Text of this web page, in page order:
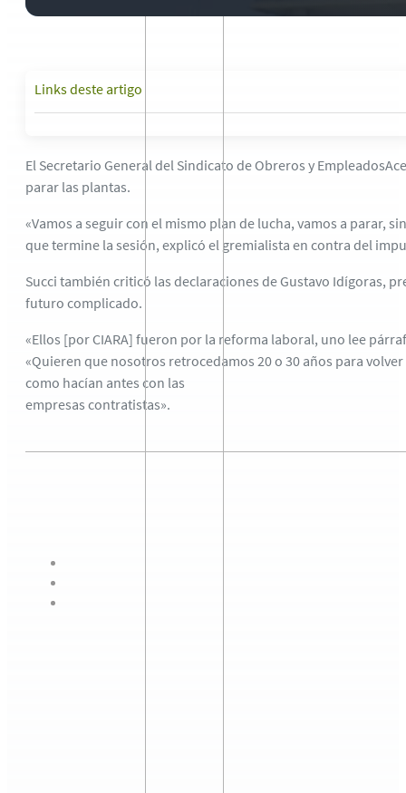
Links deste artigo
El Secretario General del Sindicato de Obreros y
parar las plantas.
«Vamos a seguir con el mismo plan de lucha, vamos a parar,
que termine la sesión, explicó el gremialista en contra del
Succi también criticó las declaraciones de Gustavo Idígoras,
futuro complicado.
«Ellos [por CIARA] fueron por la reforma laboral, uno lee
«Quieren que nosotros retrocedamos 20 o 30 años para
como hacían antes con las
empresas contratistas».